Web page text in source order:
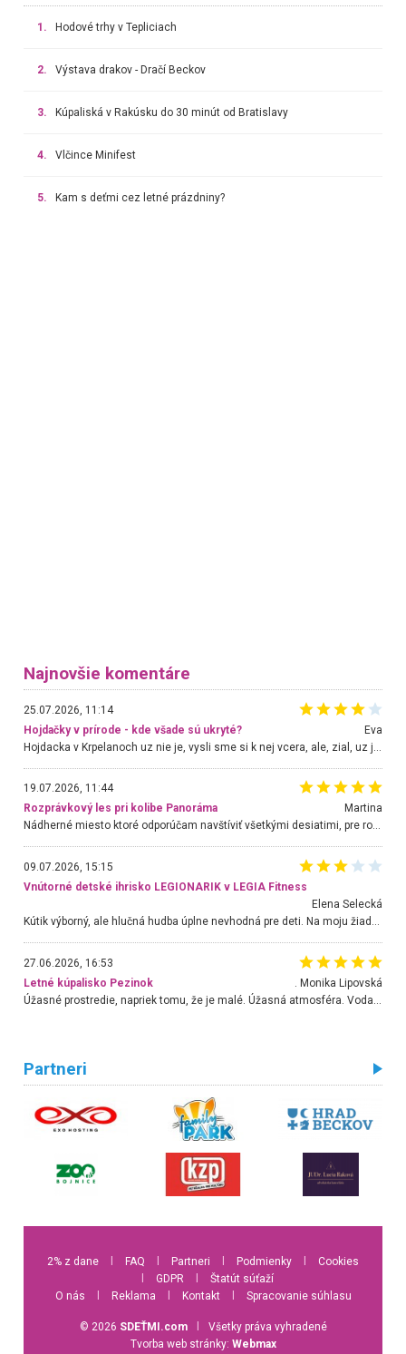
1. Hodové trhy v Tepliciach
2. Výstava drakov - Dračí Beckov
3. Kúpaliská v Rakúsku do 30 minút od Bratislavy
4. Vlčince Minifest
5. Kam s deťmi cez letné prázdniny?
Najnovšie komentáre
25.07.2026, 11:14
Hojdačky v prírode - kde všade sú ukryté?
Eva
19.07.2026, 11:44
Rozprávkový les pri kolibe Panoráma
Martina
Nádherné miesto ktoré odporúčam navštíviť všetkými desiatimi, pre rodiny s deťmi, dôchodcom... Proste a jednoducho ozaj rozprávkový les.. určite ešte prídeme. Odniesli sme si na pamiatku krásne tričká,
09.07.2026, 15:15
Vnútorné detské ihrisko LEGIONARIK v LEGIA Fitness
Elena Selecká
Kútik výborný, ale hlučná hudba úplne nevhodná pre deti. Na moju žiadosť o aspoň sušenie nereagovali.
27.06.2026, 16:53
Letné kúpalisko Pezinok
. Monika Lipovská
Partneri
2% z dane FAQ Partneri Podmienky
Cookies
GDPR
Štatút súťaží
O nás
Reklama Kontakt Spracovanie súhlasu
© 2026 SDEŤMI.com
Všetky práva vyhradené
Tvorba web stránky: Webmax